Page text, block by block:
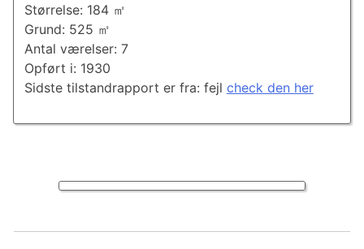
Størrelse: 184 ㎡
Grund: 525 ㎡
Antal værelser: 7
Opført i: 1930
Sidste tilstandrapport er fra: fejl check den her